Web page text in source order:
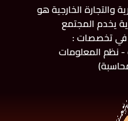
والتجارة الخارجية هو
يخدم المجتمع
في تخصصات :
- نظم المعلومات